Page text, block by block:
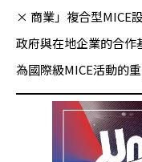
× 商業」複合型MICE
政府與在地企業的合作
為國際級MICE活動的重